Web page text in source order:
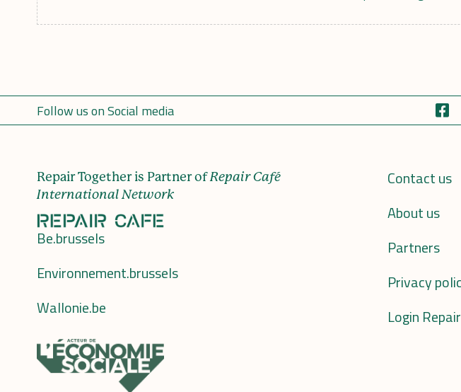
Follow us on Social media
Repair Together is Partner ofRepair Café
International Network
Be.brussels
Environnement.brussels
Wallonie.be
Contact us
About us
Partners
Privacy
Login